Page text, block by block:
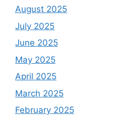
August 2025
July 2025
June 2025
May 2025
April 2025
March 2025
February 2025